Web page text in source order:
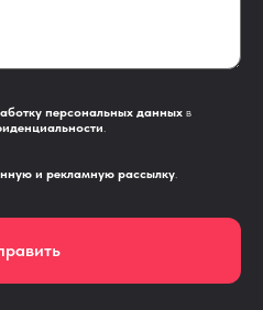
персональных данных в
.
и рекламную рассылку